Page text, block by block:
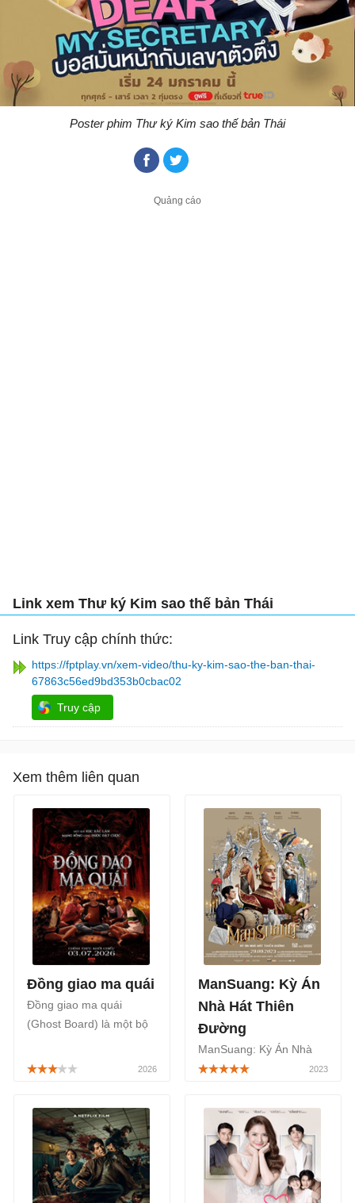
Poster phim Thư ký Kim sao thế bản Thái
Link xem Thư ký Kim sao thế bản Thái
Link Truy cập chính thức:
https://fptplay.vn/xem-video/thu-ky-kim-sao-the-ban-thai-
67863c56ed9bd353b0cbac02
Truy cập
Xem thêm liên quan
Đồng giao ma quái
Đồng giao ma quái
(Ghost Board) là một bộ
thuộc thể loại kinh dị, giật
khai thác nỗi sợ từ trò
chơi ma thuật, được công
chiếu chính thức bắt đầu
từ ngày 03/07/2026.
ManSuang: Kỳ Án
Nhà Hát Thiên
Đường
ManSuang: Kỳ Án Nhà
Hát Thiên Đường
phim cổ trang Thái Lan
chiếu rạp thuộc thể loại
tâm lý, bí ẩn, hồi hộp, lấy
cảm hứng từ điệu múa
Khon truyền thống của